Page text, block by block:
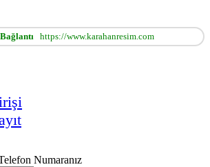
https://www.karahanresim.com
Numaranız